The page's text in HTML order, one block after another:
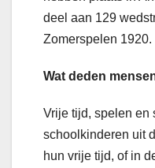
deel aan 129
Zomerspelen 1920.
Wat deden
Vrije tijd, spelen en
schoolkinderen uit
hun vrije tijd, of in